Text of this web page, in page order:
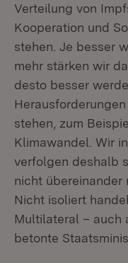
Verteilung von
Kooperation und
stehen. Je besser
mehr stärken wir
desto besser
stehen, zum
Klimawandel. Wir
verfolgen deshalb
nicht übereinander
Nicht isoliert
Multilateral – auch
betonte